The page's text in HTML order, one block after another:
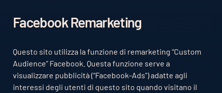
Facebook Remarketing
Questo sito utilizza la funzione di remarketing “Custom
Audience” Facebook. Questa funzione serve a
visualizzare pubblicità (“Facebook-Ads”) adatte agli
interessi degli utenti di questo sito quando visitano il